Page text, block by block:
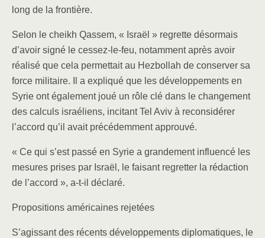
long de la frontière.
Selon le cheikh Qassem, « Israël » regrette désormais
d’avoir signé le cessez-le-feu, notamment après avoir
réalisé que cela permettait au Hezbollah de conserver sa
force militaire. Il a expliqué que les développements en
Syrie ont également joué un rôle clé dans le changement
des calculs israéliens, incitant Tel Aviv à reconsidérer
l’accord qu’il avait précédemment approuvé.
« Ce qui s’est passé en Syrie a grandement influencé les
mesures prises par Israël, le faisant regretter la rédaction
de l’accord », a-t-il déclaré.
Propositions américaines rejetées
S’agissant des récents développements diplomatiques, le